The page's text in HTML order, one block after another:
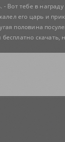
Вот тебе в
его царь и
половина
скачать,